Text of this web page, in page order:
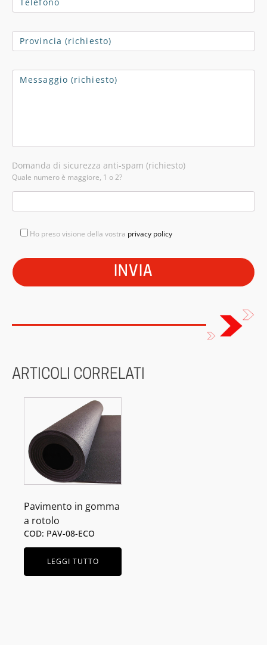
Domanda di sicurezza anti-spam (richiesto)
Quale numero è maggiore, 1 o 2?
Ho preso visione della vostra privacy policy
ARTICOLI CORRELATI
Pavimento in gomma
a rotolo
COD: PAV-08-ECO
LEGGI TUTTO